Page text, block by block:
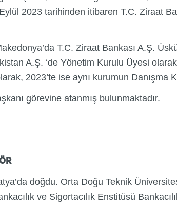
2023 tarihinden itibaren T.C. Ziraat
T.C. Ziraat Bankası A.Ş.
A.Ş. ‘de Yönetim Kurulu Üyesi
2023’te ise aynı kurumun
görevine atanmış bulunmaktadır.
doğdu. Orta Doğu Teknik
ve Sigortacılık Enstitüsü